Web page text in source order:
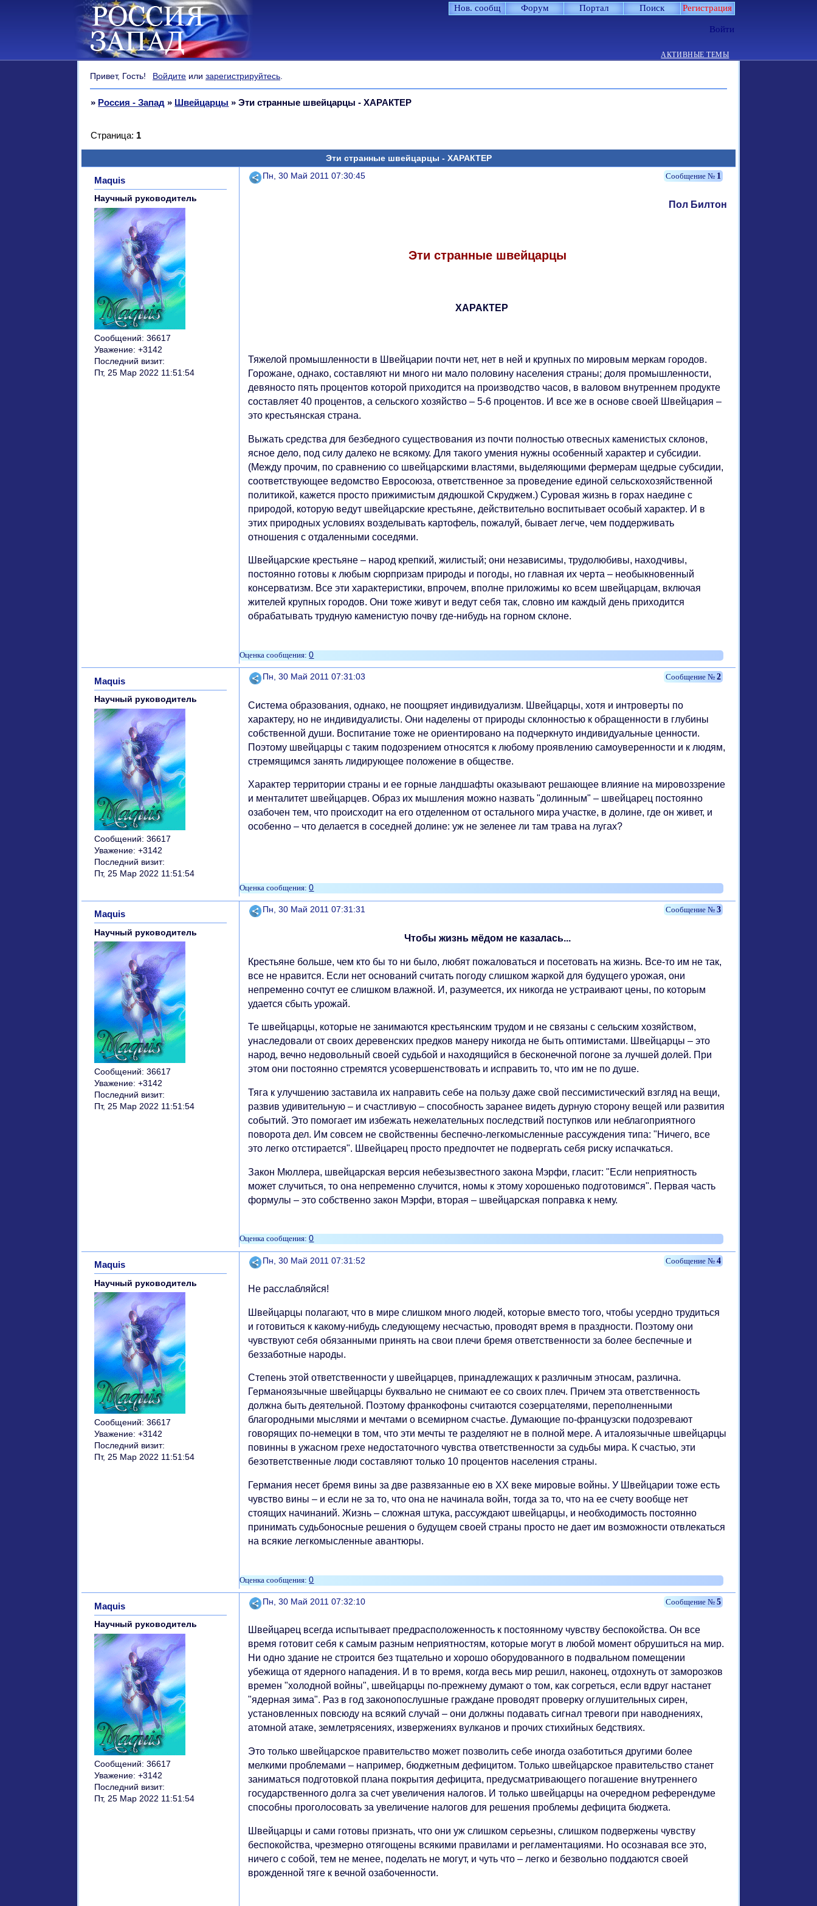
Нов. сообщ Форум Портал Поиск Регистрация
Войти
АКТИВНЫЕ ТЕМЫ
Привет, Гость! Войдите илизарегистрируйтесь.
» Россия - Запад » Швейцарцы »Эти странные швейцарцы - ХАРАКТЕР
Эти странные швейцарцы - ХАРАКТЕР
Страница: 1
Поделиться 1
Пн, 30 Май 2011 07:30:45
Maquis
Научный руководитель
Сообщений: 36617
Уважение: +3142
Последний визит:
Пт, 25 Мар 2022 11:51:54
Пол Билтон
Эти странные швейцарцы
ХАРАКТЕР
Тяжелой промышленности в Швейцарии почти нет, нет в ней и крупных по мировым меркам городов.
Горожане, однако, составляют ни много ни мало половину населения страны; доля промышленности,
девяносто пять процентов которой приходится на производство часов, в валовом внутреннем продукте
составляет 40 процентов, а сельского хозяйство – 5-6 процентов. И все же в основе своей Швейцария –
это крестьянская страна.
Выжать средства для безбедного существования из почти полностью отвесных каменистых склонов,
ясное дело, под силу далеко не всякому. Для такого умения нужны особенный характер и субсидии.
(Между прочим, по сравнению со швейцарскими властями, выделяющими фермерам щедрые субсидии,
соответствующее ведомство Евросоюза, ответственное за проведение единой сельскохозяйственной
политикой, кажется просто прижимистым дядюшкой Скруджем.) Суровая жизнь в горах наедине с
природой, которую ведут швейцарские крестьяне, действительно воспитывает особый характер. И в
этих природных условиях возделывать картофель, пожалуй, бывает легче, чем поддерживать
отношения с отдаленными соседями.
Швейцарские крестьяне – народ крепкий, жилистый; они независимы, трудолюбивы, находчивы,
постоянно готовы к любым сюрпризам природы и погоды, но главная их черта – необыкновенный
консерватизм. Все эти характеристики, впрочем, вполне приложимы ко всем швейцарцам, включая
жителей крупных городов. Они тоже живут и ведут себя так, словно им каждый день приходится
обрабатывать трудную каменистую почву где-нибудь на горном склоне.
0
Поделиться 2
Пн, 30 Май 2011 07:31:03
Maquis
Научный руководитель
Сообщений: 36617
Уважение: +3142
Последний визит:
Пт, 25 Мар 2022 11:51:54
Система образования, однако, не поощряет индивидуализм. Швейцарцы, хотя и интроверты по
характеру, но не индивидуалисты. Они наделены от природы склонностью к обращенности в глубины
собственной души. Воспитание тоже не ориентировано на подчеркнуто индивидуальные ценности.
Поэтому швейцарцы с таким подозрением относятся к любому проявлению самоуверенности и к людям,
стремящимся занять лидирующее положение в обществе.
Характер территории страны и ее горные ландшафты оказывают решающее влияние на мировоззрение
и менталитет швейцарцев. Образ их мышления можно назвать "долинным" – швейцарец постоянно
озабочен тем, что происходит на его отделенном от остального мира участке, в долине, где он живет, и
особенно – что делается в соседней долине: уж не зеленее ли там трава на лугах?
0
Поделиться 3
Пн, 30 Май 2011 07:31:31
Maquis
Научный руководитель
Сообщений: 36617
Уважение: +3142
Последний визит:
Пт, 25 Мар 2022 11:51:54
Чтобы жизнь мёдом не казалась...
Крестьяне больше, чем кто бы то ни было, любят пожаловаться и посетовать на жизнь. Все-то им не так,
все не нравится. Если нет оснований считать погоду слишком жаркой для будущего урожая, они
непременно сочтут ее слишком влажной. И, разумеется, их никогда не устраивают цены, по которым
удается сбыть урожай.
Те швейцарцы, которые не занимаются крестьянским трудом и не связаны с сельским хозяйством,
унаследовали от своих деревенских предков манеру никогда не быть оптимистами. Швейцарцы – это
народ, вечно недовольный своей судьбой и находящийся в бесконечной погоне за лучшей долей. При
этом они постоянно стремятся усовершенствовать и исправить то, что им не по душе.
Тяга к улучшению заставила их направить себе на пользу даже свой пессимистический взгляд на вещи,
развив удивительную – и счастливую – способность заранее видеть дурную сторону вещей или развития
событий. Это помогает им избежать нежелательных последствий поступков или неблагоприятного
поворота дел. Им совсем не свойственны беспечно-легкомысленные рассуждения типа: "Ничего, все
это легко отстирается". Швейцарец просто предпочтет не подвергать себя риску испачкаться.
Закон Мюллера, швейцарская версия небезызвестного закона Мэрфи, гласит: "Если неприятность
может случиться, то она непременно случится, номы к этому хорошенько подготовимся". Первая часть
формулы – это собственно закон Мэрфи, вторая – швейцарская поправка к нему.
0
Поделиться 4
Пн, 30 Май 2011 07:31:52
Maquis
Научный руководитель
Сообщений: 36617
Уважение: +3142
Последний визит:
Пт, 25 Мар 2022 11:51:54
Не расслабляйся!
Швейцарцы полагают, что в мире слишком много людей, которые вместо того, чтобы усердно трудиться
и готовиться к какому-нибудь следующему несчастью, проводят время в праздности. Поэтому они
чувствуют себя обязанными принять на свои плечи бремя ответственности за более беспечные и
беззаботные народы.
Степень этой ответственности у швейцарцев, принадлежащих к различным этносам, различна.
Германоязычные швейцарцы буквально не снимают ее со своих плеч. Причем эта ответственность
должна быть деятельной. Поэтому франкофоны считаются созерцателями, переполненными
благородными мыслями и мечтами о всемирном счастье. Думающие по-французски подозревают
говорящих по-немецки в том, что эти мечты те разделяют не в полной мере. А италоязычные швейцарцы
повинны в ужасном грехе недостаточного чувства ответственности за судьбы мира. К счастью, эти
безответственные люди составляют только 10 процентов населения страны.
Германия несет бремя вины за две развязанные ею в XX веке мировые войны. У Швейцарии тоже есть
чувство вины – и если не за то, что она не начинала войн, тогда за то, что на ее счету вообще нет
стоящих начинаний. Жизнь – сложная штука, рассуждают швейцарцы, и необходимость постоянно
принимать судьбоносные решения о будущем своей страны просто не дает им возможности отвлекаться
на всякие легкомысленные авантюры.
0
Поделиться 5
Пн, 30 Май 2011 07:32:10
Maquis
Научный руководитель
Сообщений: 36617
Уважение: +3142
Последний визит:
Пт, 25 Мар 2022 11:51:54
Швейцарец всегда испытывает предрасположенность к постоянному чувству беспокойства. Он все
время готовит себя к самым разным неприятностям, которые могут в любой момент обрушиться на мир.
Ни одно здание не строится без тщательно и хорошо оборудованного в подвальном помещении
убежища от ядерного нападения. И в то время, когда весь мир решил, наконец, отдохнуть от заморозков
времен "холодной войны", швейцарцы по-прежнему думают о том, как согреться, если вдруг настанет
"ядерная зима". Раз в год законопослушные граждане проводят проверку оглушительных сирен,
установленных повсюду на всякий случай – они должны подавать сигнал тревоги при наводнениях,
атомной атаке, землетрясениях, извержениях вулканов и прочих стихийных бедствиях.
Это только швейцарское правительство может позволить себе иногда озаботиться другими более
мелкими проблемами – например, бюджетным дефицитом. Только швейцарское правительство станет
заниматься подготовкой плана покрытия дефицита, предусматривающего погашение внутреннего
государственного долга за счет увеличения налогов. И только швейцарцы на очередном референдуме
способны проголосовать за увеличение налогов для решения проблемы дефицита бюджета.
Швейцарцы и сами готовы признать, что они уж слишком серьезны, слишком подвержены чувству
беспокойства, чрезмерно отягощены всякими правилами и регламентациями. Но осознавая все это,
ничего с собой, тем не менее, поделать не могут, и чуть что – легко и безвольно поддаются своей
врожденной тяге к вечной озабоченности.